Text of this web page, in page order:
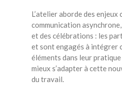
L’atelier aborde des enjeux
communication
et des célébrations : les
et sont engagés à intégrer
éléments dans leur
mieux s’adapter à cette
du travail.